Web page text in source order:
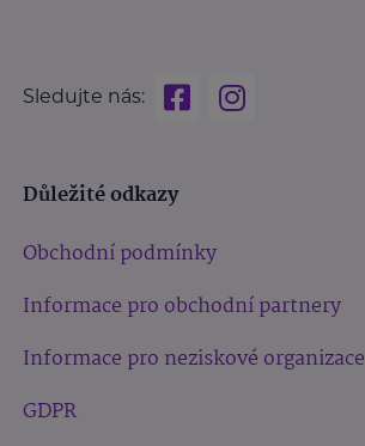
Sledujte nás:
Důležité odkazy
Obchodní podmínky
Informace pro obchodní partnery
Informace pro neziskové organizace
GDPR